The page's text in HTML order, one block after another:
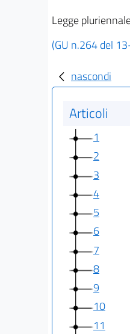
Legge
(GU n.264 del
nascondi
Articoli
1
2
3
4
5
6
7
8
9
10
11